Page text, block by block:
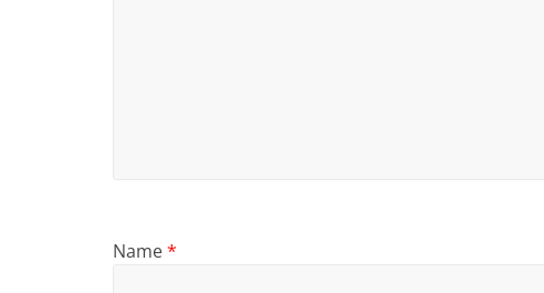
Name*